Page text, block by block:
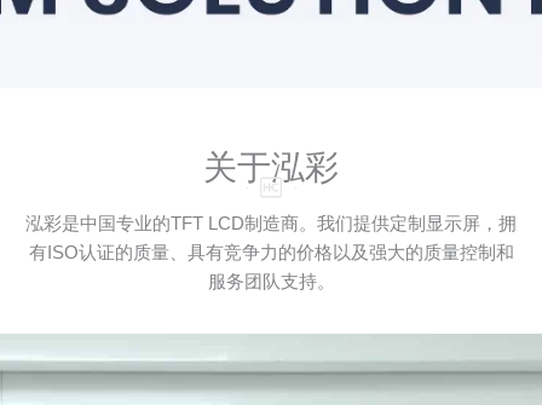
关于泓彩
泓彩是中国专业的TFT LCD制造商。我们提供定制显示屏，拥
有ISO认证的质量、具有竞争力的价格以及强大的质量控制和
服务团队支持。